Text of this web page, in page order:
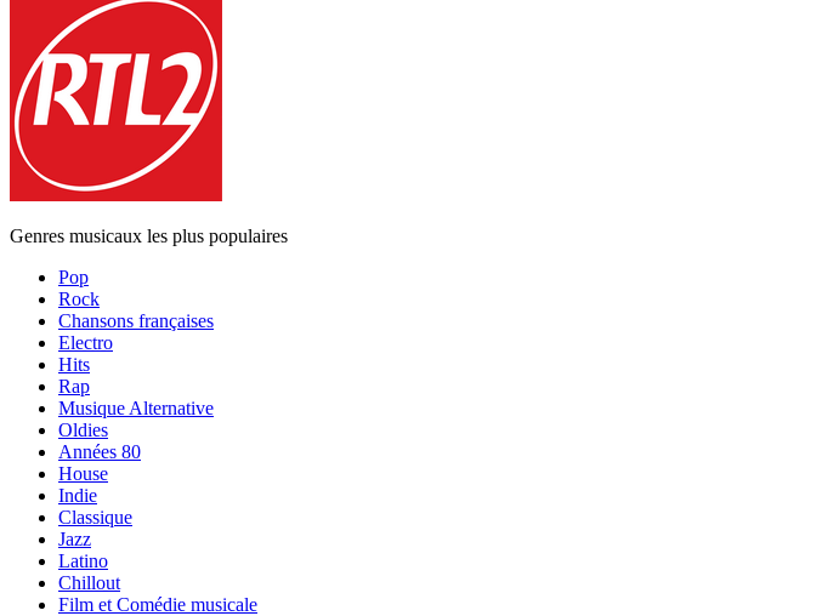
Genres musicaux les plus populaires
Pop
Rock
Chansons françaises
Electro
Hits
Rap
Musique Alternative
Oldies
Années 80
House
Indie
Classique
Jazz
Latino
Chillout
Film et Comédie musicale